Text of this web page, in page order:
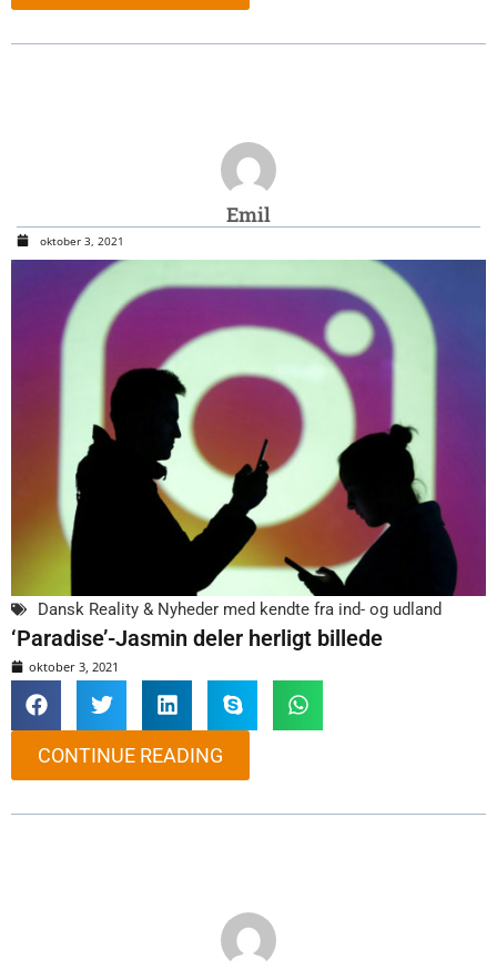
Emil
oktober 3, 2021
Dansk Reality & Nyheder med kendte fra ind- og udland
‘Paradise’-Jasmin deler herligt billede
oktober 3, 2021
CONTINUE READING